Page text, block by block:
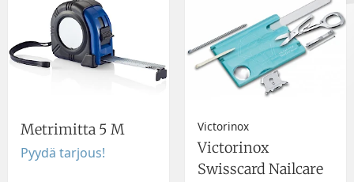
Metrimitta 5 M
Pyydä tarjous!
Victorinox
Victorinox
Swisscard Nailcare